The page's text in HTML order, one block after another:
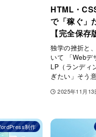
HTML・
で「稼ぐ」
【完全保存
独学の挫折と
いて 「Webデ
LP（ランディ
ぎたい」そう
2025年11月13
制作